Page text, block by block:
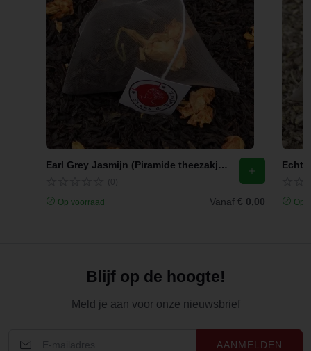
Earl Grey Jasmijn (Piramide theezakjes)
Op voorraad Vanaf € 0,00 Op
Blijf op de hoogte!
Meld je aan voor onze nieuwsbrief
AANMELDEN